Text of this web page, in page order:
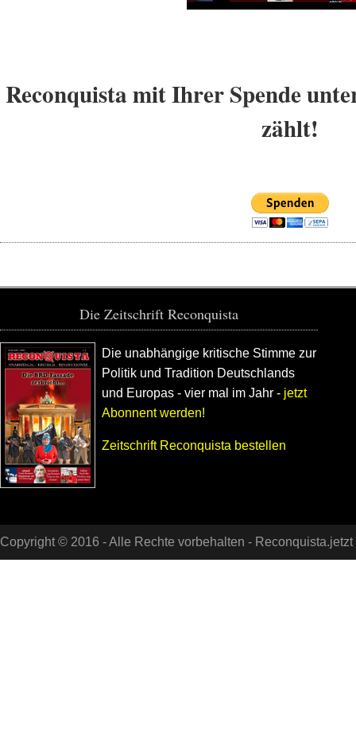
Reconquista mit Ihrer Spende
zählt!
Die Zeitschrift Reconquista
Die unabhängige kritische Stimme zur
Politik und Tradition Deutschlands
und Europas - vier mal im Jahr - jetzt
Abonnent werden!
Zeitschrift Reconquista bestellen
Copyright © 2016 - Alle Rechte vorbehalten - Reconquista.jetzt